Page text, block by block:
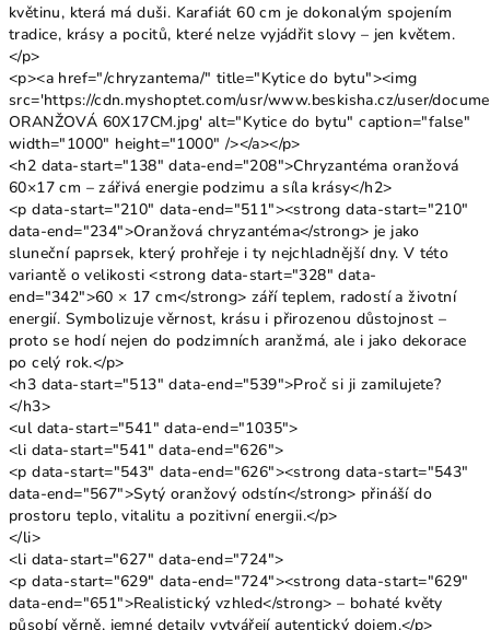
květinu, která má duši. Karafiát 60 cm je dokonalým spojením
tradice, krásy a pocitů, které nelze vyjádřit slovy – jen květem.
</p>
<p><a href="/chryzantema/" title="Kytice do bytu"><img
src='https://cdn.myshoptet.com/usr/www.beskisha.cz/user/
ORANŽOVÁ 60X17CM.jpg' alt="Kytice do bytu" caption="false"
width="1000" height="1000" /></a></p>
<h2 data-start="138" data-end="208">Chryzantéma oranžová
60×17 cm – zářivá energie podzimu a síla krásy</h2>
<p data-start="210" data-end="511"><strong data-start="210"
data-end="234">Oranžová chryzantéma</strong> je jako
sluneční paprsek, který prohřeje i ty nejchladnější dny. V této
variantě o velikosti <strong data-start="328" data-
end="342">60 × 17 cm</strong> září teplem, radostí a životní
energií. Symbolizuje věrnost, krásu i přirozenou důstojnost –
proto se hodí nejen do podzimních aranžmá, ale i jako dekorace
po celý rok.</p>
<h3 data-start="513" data-end="539">Proč si ji zamilujete?
</h3>
<ul data-start="541" data-end="1035">
<li data-start="541" data-end="626">
<p data-start="543" data-end="626"><strong data-start="543"
data-end="567">Sytý oranžový odstín</strong> přináší do
prostoru teplo, vitalitu a pozitivní energii.</p>
</li>
<li data-start="627" data-end="724">
<p data-start="629" data-end="724"><strong data-start="629"
data-end="651">Realistický vzhled</strong> – bohaté květy
působí věrně, jemné detaily vytvářejí autentický dojem.</p>